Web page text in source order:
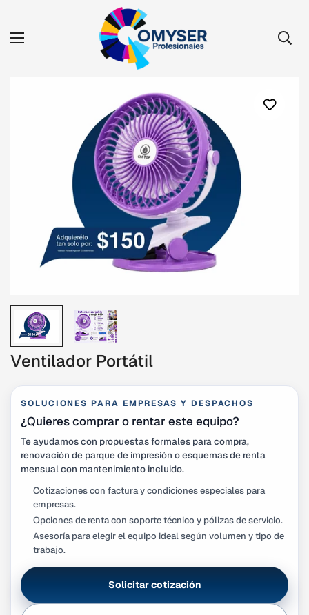
Ventilador Portátil
SOLUCIONES PARA EMPRESAS Y DESPACHOS
¿Quieres comprar o rentar este equipo?
Te ayudamos con propuestas formales para compra,
renovación de parque de impresión o esquemas de renta
mensual con mantenimiento incluido.
Cotizaciones con factura y condiciones especiales para
empresas.
Opciones de renta con soporte técnico y pólizas de servicio.
Asesoría para elegir el equipo ideal según volumen y tipo de
trabajo.
Solicitar cotización